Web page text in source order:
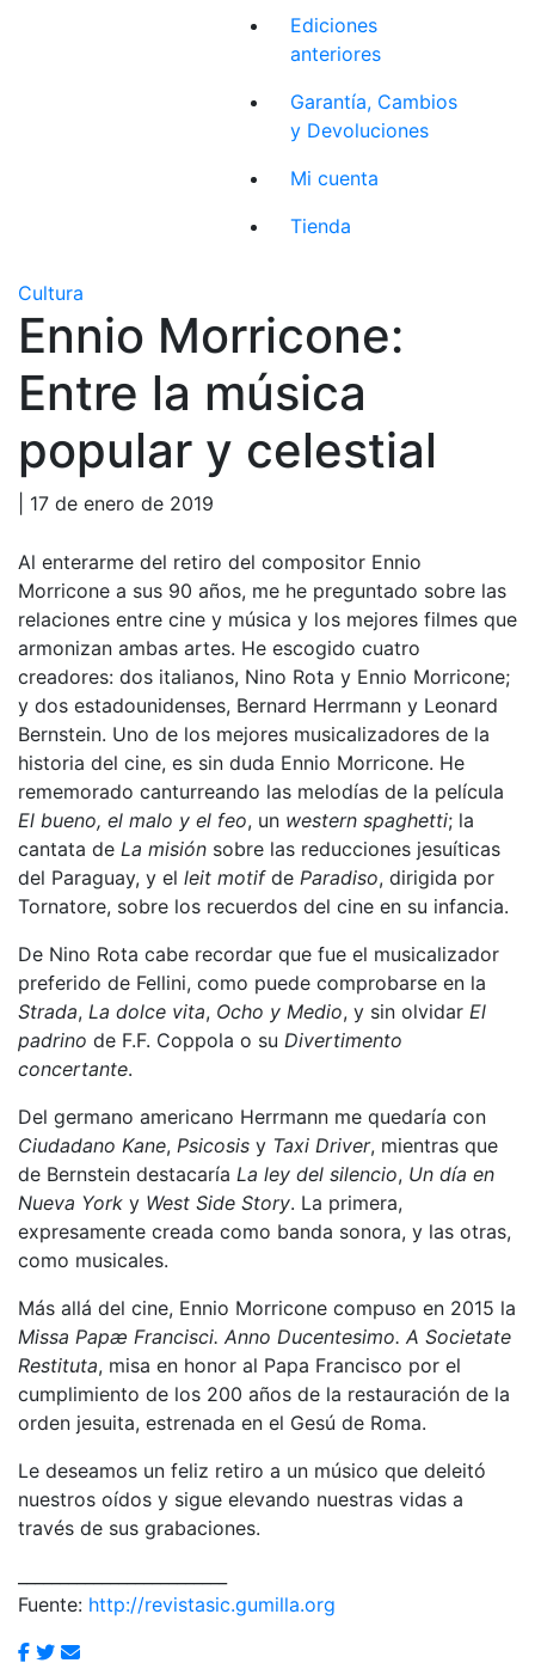
Ediciones
anteriores
Garantía, Cambios
y Devoluciones
Mi cuenta
Tienda
Cultura
Ennio Morricone:
Entre la música
popular y celestial
| 17 de enero de 2019
Al enterarme del retiro del compositor Ennio
Morricone a sus 90 años, me he preguntado sobre las
relaciones entre cine y música y los mejores filmes que
armonizan ambas artes. He escogido cuatro
creadores: dos italianos, Nino Rota y Ennio Morricone;
y dos estadounidenses, Bernard Herrmann y Leonard
Bernstein. Uno de los mejores musicalizadores de la
historia del cine, es sin duda Ennio Morricone. He
rememorado canturreando las melodías de la película
El bueno, el malo y el feo, un western spaghetti; la
cantata de La misión sobre las reducciones jesuíticas
del Paraguay, y el leit motifde Paradiso, dirigida por
Tornatore, sobre los recuerdos del cine en su infancia.
De Nino Rota cabe recordar que fue el musicalizador
preferido de Fellini, como puede comprobarse en la
Strada, La dolce vita, Ocho y Medio, y sin olvidar El
padrino de F.F. Coppola o su Divertimento
concertante.
Del germano americano Herrmann me quedaría con
Ciudadano Kane, Psicosis y Taxi Driver, mientras que
de Bernstein destacaría La ley del silencio, Un día en
Nueva York y West Side Story. La primera,
expresamente creada como banda sonora, y las otras,
como musicales.
Más allá del cine, Ennio Morricone compuso en 2015 la
Missa Papæ Francisci. Anno Ducentesimo. A Societate
Restituta, misa en honor al Papa Francisco por el
cumplimiento de los 200 años de la restauración de la
orden jesuita, estrenada en el Gesú de Roma.
Le deseamos un feliz retiro a un músico que deleitó
nuestros oídos y sigue elevando nuestras vidas a
través de sus grabaciones.
Fuente: http://revistasic.gumilla.org